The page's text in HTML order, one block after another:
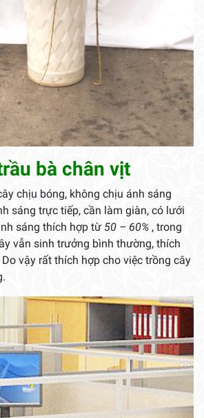
bà chân vịt
chịu bóng, không chịu ánh sáng
sáng trực tiếp, cần làm giàn, có lưới
sáng thích hợp từ 50 – 60% , trong
vẫn sinh trưởng bình thường, thích
vậy rất thích hợp cho việc trồng cây